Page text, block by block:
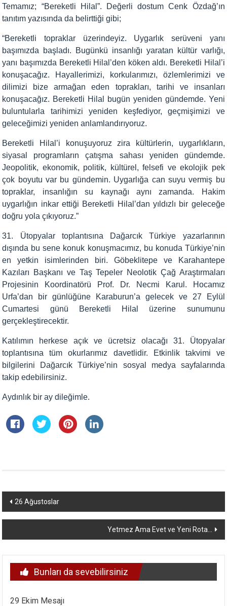
Temamız; “Bereketli Hilal”. Değerli dostum Cenk Özdağ’ın
tanıtım yazısında da belirttiği gibi;
“Bereketli topraklar üzerindeyiz. Uygarlık serüveni yanı
başımızda başladı. Bugünkü insanlığı yaratan kültür varlığı,
yanı başımızda Bereketli Hilal’den köken aldı. Bereketli Hilal’i
konuşacağız. Hayallerimizi, korkularımızı, özlemlerimizi ve
dilimizi bize armağan eden toprakları, tarihi ve insanları
konuşacağız. Bereketli Hilal bugün yeniden gündemde. Yeni
buluntularla tarihimizi yeniden keşfediyor, geçmişimizi ve
geleceğimizi yeniden anlamlandırıyoruz.
Bereketli Hilal’i konuşuyoruz zira kültürlerin, uygarlıkların,
siyasal programların çatışma sahası yeniden gündemde.
Jeopolitik, ekonomik, politik, kültürel, felsefi ve ekolojik pek
çok boyutu var bu gündemin. Uygarlığa can suyu vermiş bu
topraklar, insanlığın su kaynağı aynı zamanda. Hakim
uygarlığın inkar ettiği Bereketli Hilal’dan yıldızlı bir geleceğe
doğru yola çıkıyoruz.”
31. Ütopyalar toplantısına Dağarcık Türkiye yazarlarının
dışında bu sene konuk konuşmacımız, bu konuda Türkiye’nin
en yetkin isimlerinden biri. Göbeklitepe ve Karahantepe
Kazıları Başkanı ve Taş Tepeler Neolotik Çağ Araştırmaları
Projesinin Koordinatörü Prof. Dr. Necmi Karul. Hocamız
Urfa’dan bir günlüğüne Karaburun’a gelecek ve 27 Eylül
Cumartesi günü Bereketli Hilal üzerine sunumunu
gerçekleştirecektir.
Katılımın herkese açık ve ücretsiz olacağı 31. Ütopyalar
toplantısına tüm okurlarımız davetlidir. Etkinlik takvimi ve
bilgilerini Dağarcık Türkiye’nin sosyal medya sayfalarında
takip edebilirsiniz.
Aydınlık bir ay dileğimle.
Yazı
dolaşımı
26 Ağustoslar
Yetmez Ama Evet ve Yeni Rota…
Bunları da sevebilirsiniz
29 Ekim Mesajı